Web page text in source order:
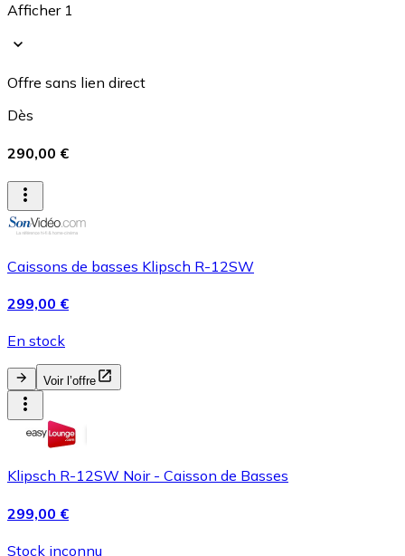
Afficher 1
Offre sans lien direct
Dès
290,00 €
Caissons de basses Klipsch R-12SW
299,00 €
En stock
Voir l’offre
Klipsch R-12SW Noir - Caisson de Basses
299,00 €
Stock inconnu